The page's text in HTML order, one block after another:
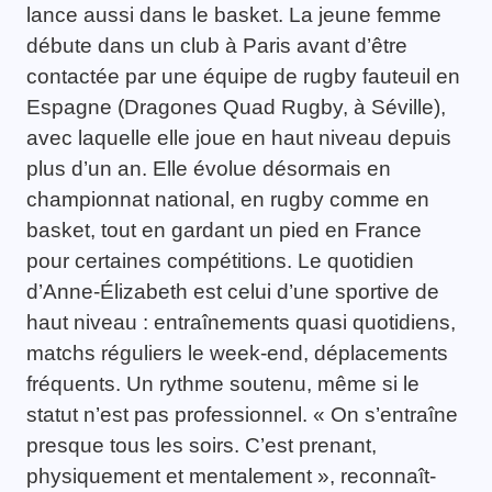
lance aussi dans le basket. La jeune femme
débute dans un club à Paris avant d’être
contactée par une équipe de rugby fauteuil en
Espagne (Dragones Quad Rugby, à Séville),
avec laquelle elle joue en haut niveau depuis
plus d’un an. Elle évolue désormais en
championnat national, en rugby comme en
basket, tout en gardant un pied en France
pour certaines compétitions. Le quotidien
d’Anne-Élizabeth est celui d’une sportive de
haut niveau : entraînements quasi quotidiens,
matchs réguliers le week-end, déplacements
fréquents. Un rythme soutenu, même si le
statut n’est pas professionnel. « On s’entraîne
presque tous les soirs. C’est prenant,
physiquement et mentalement », reconnaît-